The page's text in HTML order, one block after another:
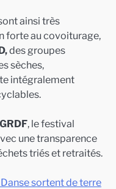
ainsi très
forte au covoiturage,
des groupes
sèches,
intégralement
GRDF, le festival
une transparence
triés et retraités.
sortent de terre